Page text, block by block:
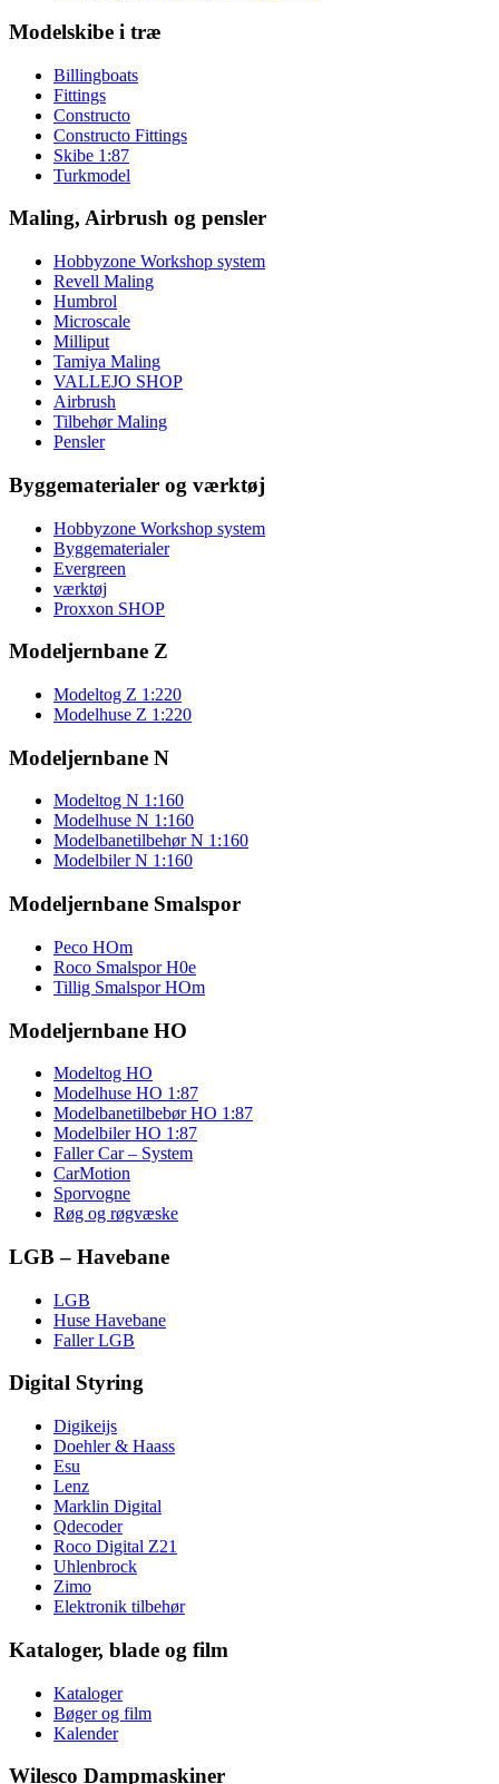
Modelskibe i træ
Billingboats
Fittings
Constructo
Constructo Fittings
Skibe 1:87
Turkmodel
Maling, Airbrush og pensler
Hobbyzone Workshop system
Revell Maling
Humbrol
Microscale
Milliput
Tamiya Maling
VALLEJO SHOP
Airbrush
Tilbehør Maling
Pensler
Byggematerialer og værktøj
Hobbyzone Workshop system
Byggematerialer
Evergreen
værktøj
Proxxon SHOP
Modeljernbane Z
Modeltog Z 1:220
Modelhuse Z 1:220
Modeljernbane N
Modeltog N 1:160
Modelhuse N 1:160
Modelbanetilbehør N 1:160
Modelbiler N 1:160
Modeljernbane Smalspor
Peco HOm
Roco Smalspor H0e
Tillig Smalspor HOm
Modeljernbane HO
Modeltog HO
Modelhuse HO 1:87
Modelbanetilbebør HO 1:87
Modelbiler HO 1:87
Faller Car – System
CarMotion
Sporvogne
Røg og røgvæske
LGB – Havebane
LGB
Huse Havebane
Faller LGB
Digital Styring
Digikeijs
Doehler & Haass
Esu
Lenz
Marklin Digital
Qdecoder
Roco Digital Z21
Uhlenbrock
Zimo
Elektronik tilbehør
Kataloger, blade og film
Kataloger
Bøger og film
Kalender
Wilesco Dampmaskiner